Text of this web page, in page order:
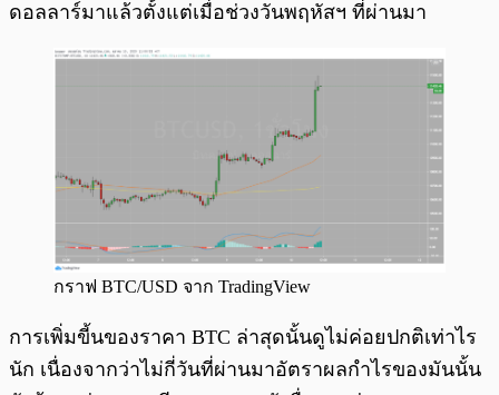
ดอลลาร์มาแล้วตั้งแต่เมื่อช่วงวันพฤหัสฯ ที่ผ่านมา
กราฟ BTC/USD จาก TradingView
การเพิ่มขี้นของราคา BTC ล่าสุดนั้นดูไม่ค่อยปกติเท่าไร
นัก เนื่องจากว่าไม่กี่วันที่ผ่านมาอัตราผลกำไรของมันนั้น